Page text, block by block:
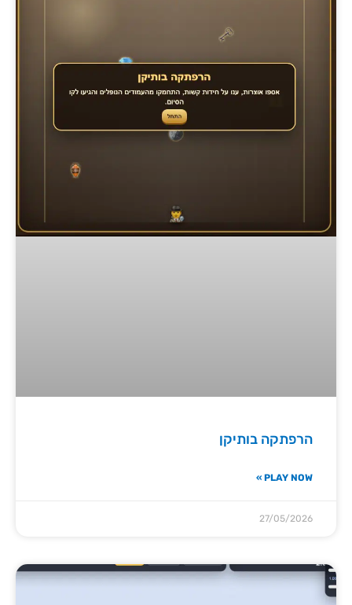
הרפתקה בותיקן
PLAY NOW »
27/05/2026